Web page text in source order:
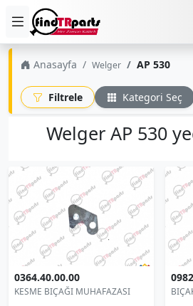
Anasayfa Welger AP 530
Filtrele Kategori Seç
Welger AP 530
0364.40.00.00
KESME BIÇAĞI MUHAFAZASI